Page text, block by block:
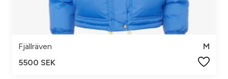
Fjällräven
M
5500 SEK